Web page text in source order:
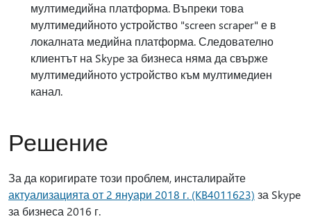
мултимедийна платформа. Въпреки това
мултимедийното устройство "screen scraper" е в
локалната медийна платформа. Следователно
клиентът на Skype за бизнеса няма да свърже
мултимедийното устройство към мултимедиен
канал.
Решение
За да коригирате този проблем, инсталирайте
актуализацията от 2 януари 2018 г. (KB4011623) за Skype
за бизнеса 2016 г.